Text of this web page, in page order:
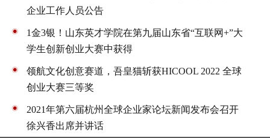
企业工作人员公告
1金3银！山东英才学院在第九届山东省“互联网+”大
学生创新创业大赛中获得
领航文化创意赛道，吾皇猫斩获HICOOL 2022 全球
创业大赛三等奖
2021年第六届杭州全球企业家论坛新闻发布会召开
徐兴香出席并讲话